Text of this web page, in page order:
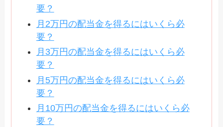
要？
月2万円の配当金を得るにはいくら必
要？
月3万円の配当金を得るにはいくら必
要？
月5万円の配当金を得るにはいくら必
要？
月10万円の配当金を得るにはいくら必
要？